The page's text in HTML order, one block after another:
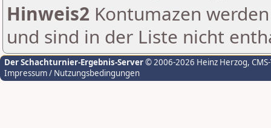
Hinweis2 Kontumazen
und sind in der Liste nicht
Der Schachturnier-Ergebnis-Server© 2006-2026 Heinz Herzog,
Impressum / Nutzungsbedingungen